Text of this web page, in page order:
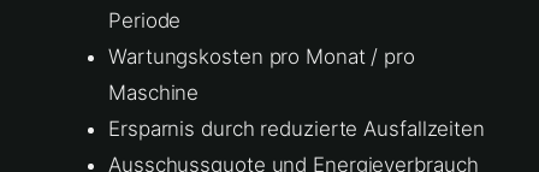
Periode
Wartungskosten pro Monat / pro
Maschine
Ersparnis durch reduzierte Ausfallzeiten
Ausschussquote und Energieverbrauch